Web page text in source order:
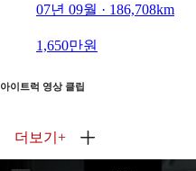
07년 09월 · 186,708km
1,650만원
아이트럭 영상 클립
더보기 +